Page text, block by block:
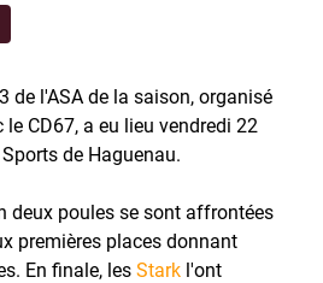
de l'ASA de la saison, organisé
CD67, a eu lieu vendredi 22
de Haguenau.
deux poules se sont affrontées
premières places donnant
En finale, lesStark l'ont